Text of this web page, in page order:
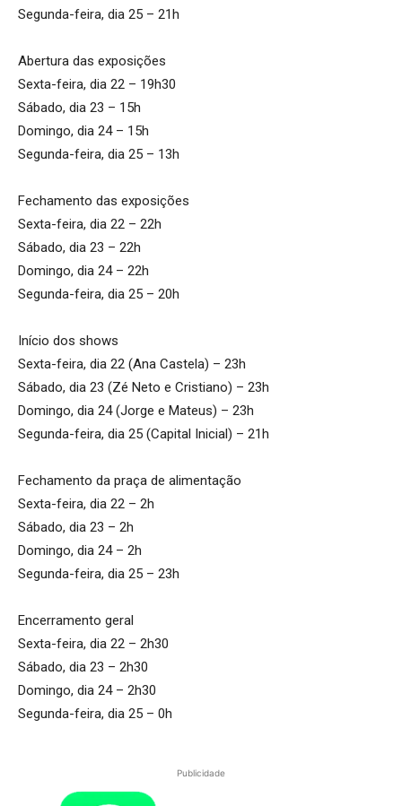
Segunda-feira, dia 25 – 21h
Abertura das exposições
Sexta-feira, dia 22 – 19h30
Sábado, dia 23 – 15h
Domingo, dia 24 – 15h
Segunda-feira, dia 25 – 13h
Fechamento das exposições
Sexta-feira, dia 22 – 22h
Sábado, dia 23 – 22h
Domingo, dia 24 – 22h
Segunda-feira, dia 25 – 20h
Início dos shows
Sexta-feira, dia 22 (Ana Castela) – 23h
Sábado, dia 23 (Zé Neto e Cristiano) – 23h
Domingo, dia 24 (Jorge e Mateus) – 23h
Segunda-feira, dia 25 (Capital Inicial) – 21h
Fechamento da praça de alimentação
Sexta-feira, dia 22 – 2h
Sábado, dia 23 – 2h
Domingo, dia 24 – 2h
Segunda-feira, dia 25 – 23h
Encerramento geral
Sexta-feira, dia 22 – 2h30
Sábado, dia 23 – 2h30
Domingo, dia 24 – 2h30
Segunda-feira, dia 25 – 0h
Publicidade